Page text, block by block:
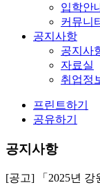
입학안
커뮤니
공지사항
공지사
자료실
취업정
프린트하기
공유하기
공지사항
[공고] 「2025년